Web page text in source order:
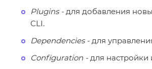
Plugins - для добавления
CLI.
Dependencies - для
Configuration - для настройки